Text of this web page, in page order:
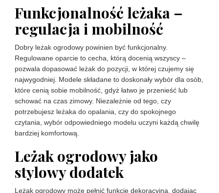
Funkcjonalność leżaka –
regulacja i mobilność
Dobry leżak ogrodowy powinien być funkcjonalny.
Regulowane oparcie to cecha, którą docenią wszyscy –
pozwala dopasować leżak do pozycji, w której czujemy się
najwygodniej. Modele składane to doskonały wybór dla osób,
które cenią sobie mobilność, gdyż łatwo je przenieść lub
schować na czas zimowy. Niezależnie od tego, czy
potrzebujesz leżaka do opalania, czy do spokojnego
czytania, wybór odpowiedniego modelu uczyni każdą chwilę
bardziej komfortową.
Leżak ogrodowy jako
stylowy dodatek
Leżak ogrodowy może pełnić funkcję dekoracyjną, dodając